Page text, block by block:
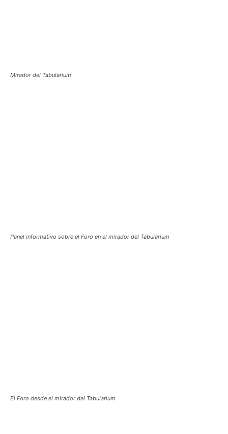
Mirador del Tabularium
Panel informativo sobre el Foro en el mirador del Tabularium
El Foro desde el mirador del Tabularium